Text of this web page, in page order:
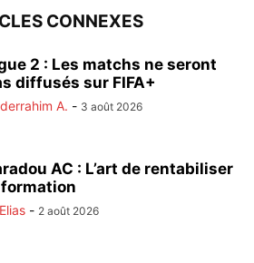
CONNEXES
2 : Les matchs ne seront
diffusés sur FIFA+
A. - 3 août 2026
AC : L’art de rentabiliser
- 2 août 2026